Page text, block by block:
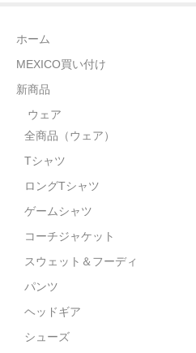
ORIGINAL
STILL 90’s
Brown Pride
全商品（ORIGINAL）
ハニーカムトライプ
天ぷらまめすけ
C D / D V D
ホーム
MEXICO買い付け
新商品
ウェア
全商品（ウェア）
Tシャツ
ロングTシャツ
ゲームシャツ
コーチジャケット
スウェット＆フーディ
パンツ
ヘッドギア
シューズ